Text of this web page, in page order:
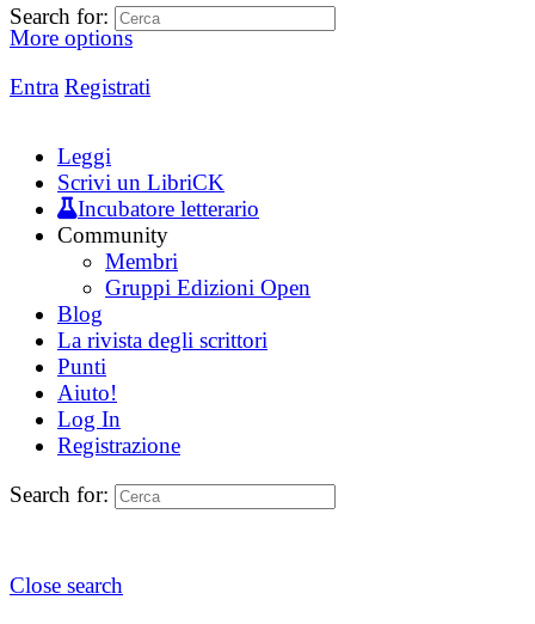
More options
Entra Registrati
Search for:
Leggi
Scrivi un LibriCK
Incubatore letterario
Community
Membri
Gruppi Edizioni Open
Blog
La rivista degli scrittori
Punti
Aiuto!
Log In
Registrazione
Search for:
Close search